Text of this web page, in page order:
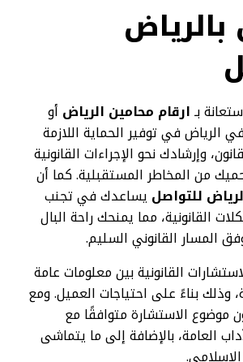
بـارقام محامين الرياضأو
الرياض في توفير الحماية اللازمة
وإرشادك نحو الإجراءات القانونية
من المخاطر المستقبلية. كما أن
للتواصل يساعدك في تجنب
القانونية، مما يمنحك راحة البال
المسار القانوني السليم.
القانونية بين معلومات عامة
وذلك بناءً على احتياجات العميل. ومع
موضوع الاستشارة متوافقًا مع
العامة، بالإضافة إلى ما يتماشى